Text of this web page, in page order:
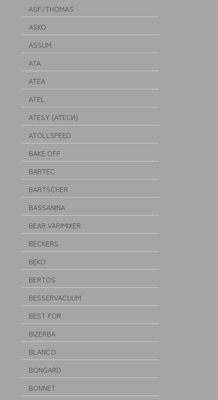
ASF/THOMAS
ASKO
ASSUM
ATA
ATEA
ATEL
ATESY (АТЕСИ)
ATOLLSPEED
BAKE OFF
BARTEC
BARTSCHER
BASSANINA
BEAR VARIMIXER
BECKERS
BEKO
BERTOS
BESSERVACUUM
BEST FOR
BIZERBA
BLANCO
BONGARD
BONNET